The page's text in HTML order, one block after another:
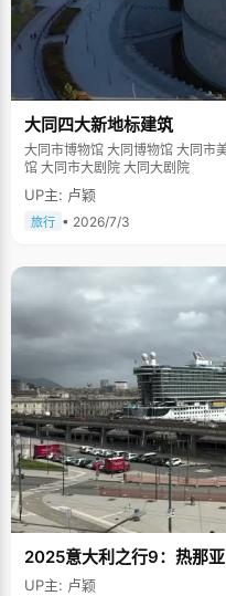
大同四大新地标建筑
大同市博物馆 大同博物馆 大同市美术馆 大同美术馆 大同市图书馆 大同图书
馆 大同市大剧院 大同大剧院
UP主: 卢颖
旅行 • 2026/7/3
2025意大利之行9：热那亚
UP主: 卢颖